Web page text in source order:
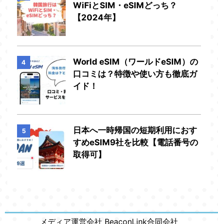
WiFiとSIM・eSIMどっち？
【2024年】
4
World eSIM（ワールドeSIM）の
口コミは？特徴や使い方も徹底ガ
イド！
5
日本へ一時帰国の短期利用におす
すめeSIM9社を比較【電話番号の
取得可】
メディア運営会社 BeaconLink合同会社